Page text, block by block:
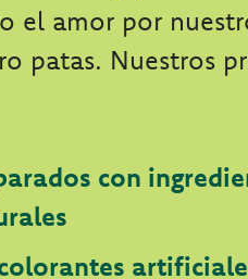
el amor por
patas. Nuestros
con